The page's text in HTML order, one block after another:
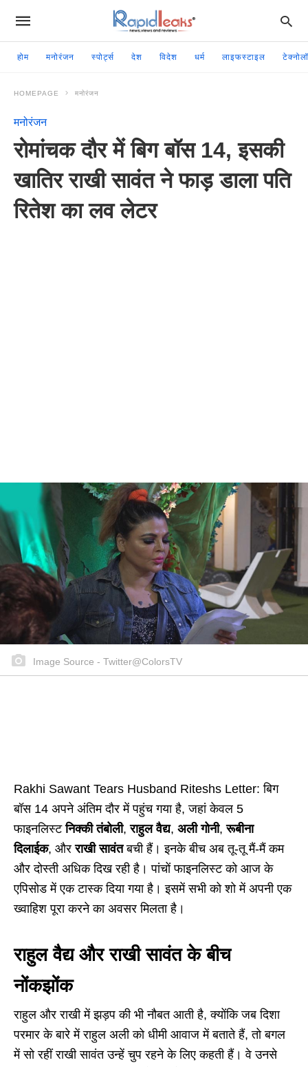
होम मनोरंजन स्पोर्ट्स देश विदेश धर्म लाइफस्टाइल
HOMEPAGE मनोरंजन
मनोरंजन
रोमांचक दौर में बिग बॉस 14, इसकी
खातिर राखी सावंत ने फाड़ डाला पति
रितेश का लव लेटर
Image Source - Twitter@ColorsTV
Rakhi Sawant Tears Husband Riteshs Letter: बिग
बॉस 14 अपने अंतिम दौर में पहुंच गया है, जहां केवल 5
फाइनलिस्टनिक्की तंबोली, राहुल वैद्य, अली गोनी,रूबीना
दिलाईक, औरराखी सावंतबची हैं। इनके बीच अब तू-तू मैं-मैं कम
और दोस्ती अधिक दिख रही है। पांचों फाइनलिस्ट को आज के
एपिसोड में एक टास्क दिया गया है। इसमें सभी को शो में अपनी एक
ख्वाहिश पूरा करने का अवसर मिलता है।
राहुल वैद्य और राखी सावंत के बीच
नोंकझोंक
राहुल और राखी में झड़प की भी नौबत आती है, क्योंकि जब दिशा
परमार के बारे में राहुल अली को धीमी आवाज में बताते हैं, तो बगल
में सो रहीं राखी सावंत उन्हें चुप रहने के लिए कहती हैं। वे उनसे